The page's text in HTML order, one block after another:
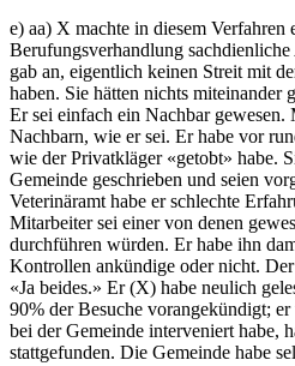
e) aa) X machte in diesem Verfahren
Berufungsverhandlung
gab an, eigentlich keinen Streit mit
haben. Sie hätten nichts miteinander
Er sei einfach ein Nachbar
Nachbarn, wie er sei. Er habe vor
wie der Privatkläger «getobt» habe.
Gemeinde geschrieben und seien
Veterinäramt habe er schlechte
Mitarbeiter sei einer von denen
durchführen würden. Er habe ihn
Kontrollen ankündige oder nicht.
«Ja beides.» Er (X) habe neulich
90% der Besuche vorangekündigt;
bei der Gemeinde interveniert habe,
stattgefunden. Die Gemeinde habe